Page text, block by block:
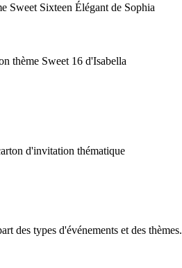
Sweet Sixteen Élégant de Sophia
thème Sweet 16 d'Isabella
d'invitation thématique
des types d'événements et des thèmes.